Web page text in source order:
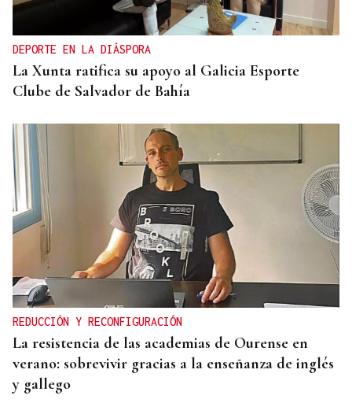
DEPORTE EN LA DIÁSPORA
La Xunta ratifica su apoyo al Galicia Esporte
Clube de Salvador de Bahía
REDUCCIÓN Y RECONFIGURACIÓN
La resistencia de las academias de Ourense en
verano: sobrevivir gracias a la enseñanza de inglés
y gallego